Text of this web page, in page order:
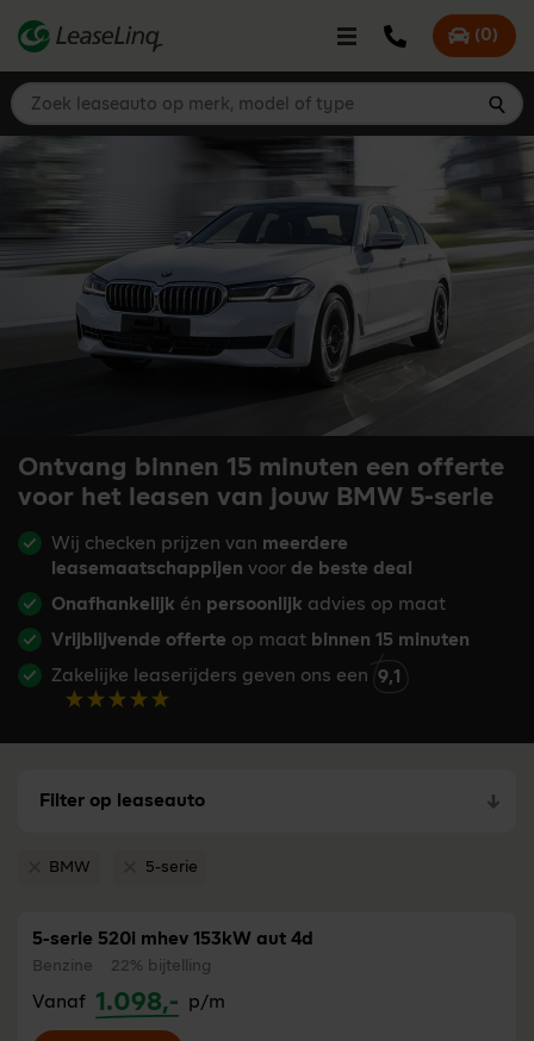
Bel LeaseLinq
Mijn
(0)
Zoek leaseauto op merk, model of type
Ontvang binnen 15 minuten een offerte
voor het leasen van jouw BMW 5-serie
Wij checken prijzen van meerdere
leasemaatschappijen voor de beste deal
Onafhankelijk én persoonlijk advies op maat
Vrijblijvende offerte op maat binnen 15 minuten
Zakelijke leaserijders geven ons een 9,1
Filter op leaseauto
Verwijder filter BMW
BMW Verwijder filter 5-serie
5-serie
5-serie 520i mhev 153kW aut 4d
Benzine 22% bijtelling
Vanaf 1.098,- p/m